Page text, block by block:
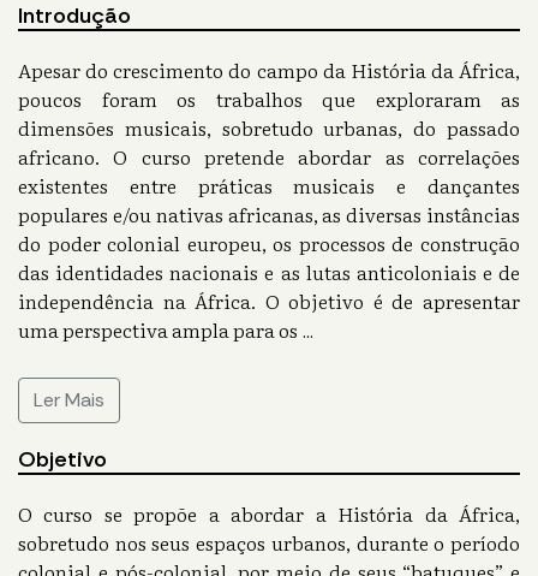
Introdução
Apesar do crescimento do campo da História da África,
poucos foram os trabalhos que exploraram as
dimensões musicais, sobretudo urbanas, do passado
africano. O curso pretende abordar as correlações
existentes entre práticas musicais e dançantes
populares e/ou nativas africanas, as diversas instâncias
do poder colonial europeu, os processos de construção
das identidades nacionais e as lutas anticoloniais e de
independência na África. O objetivo é de apresentar
uma perspectiva ampla para os ...
Ler Mais
Objetivo
O curso se propõe a abordar a História da África,
sobretudo nos seus espaços urbanos, durante o período